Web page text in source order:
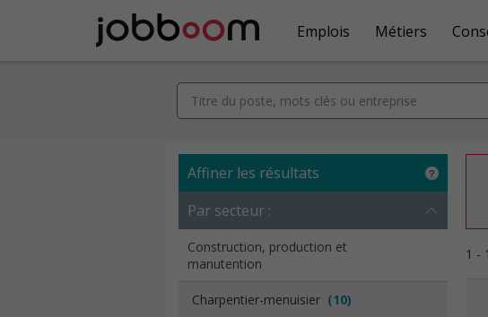
Emplois Métiers
Affiner les résultats
Par secteur :
Construction, production et
manutention
Charpentier-menuisier (10)
1 -